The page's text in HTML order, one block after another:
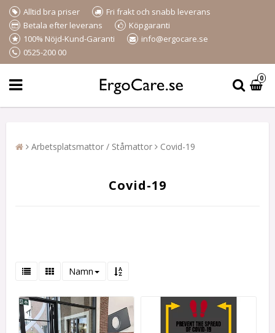
Alltid bra priser
Fri frakt och snabb leverans
Betala efter leverans
Köpgaranti
100% Nöjd-Kund-Garanti
info@ergocare.se
0525-200 00
0
Arbetsplatsmattor / Ståmattor Covid-19
Covid-19
Namn